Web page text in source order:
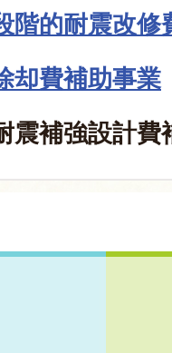
階的耐震改修
却費補助事業
震補強設計費